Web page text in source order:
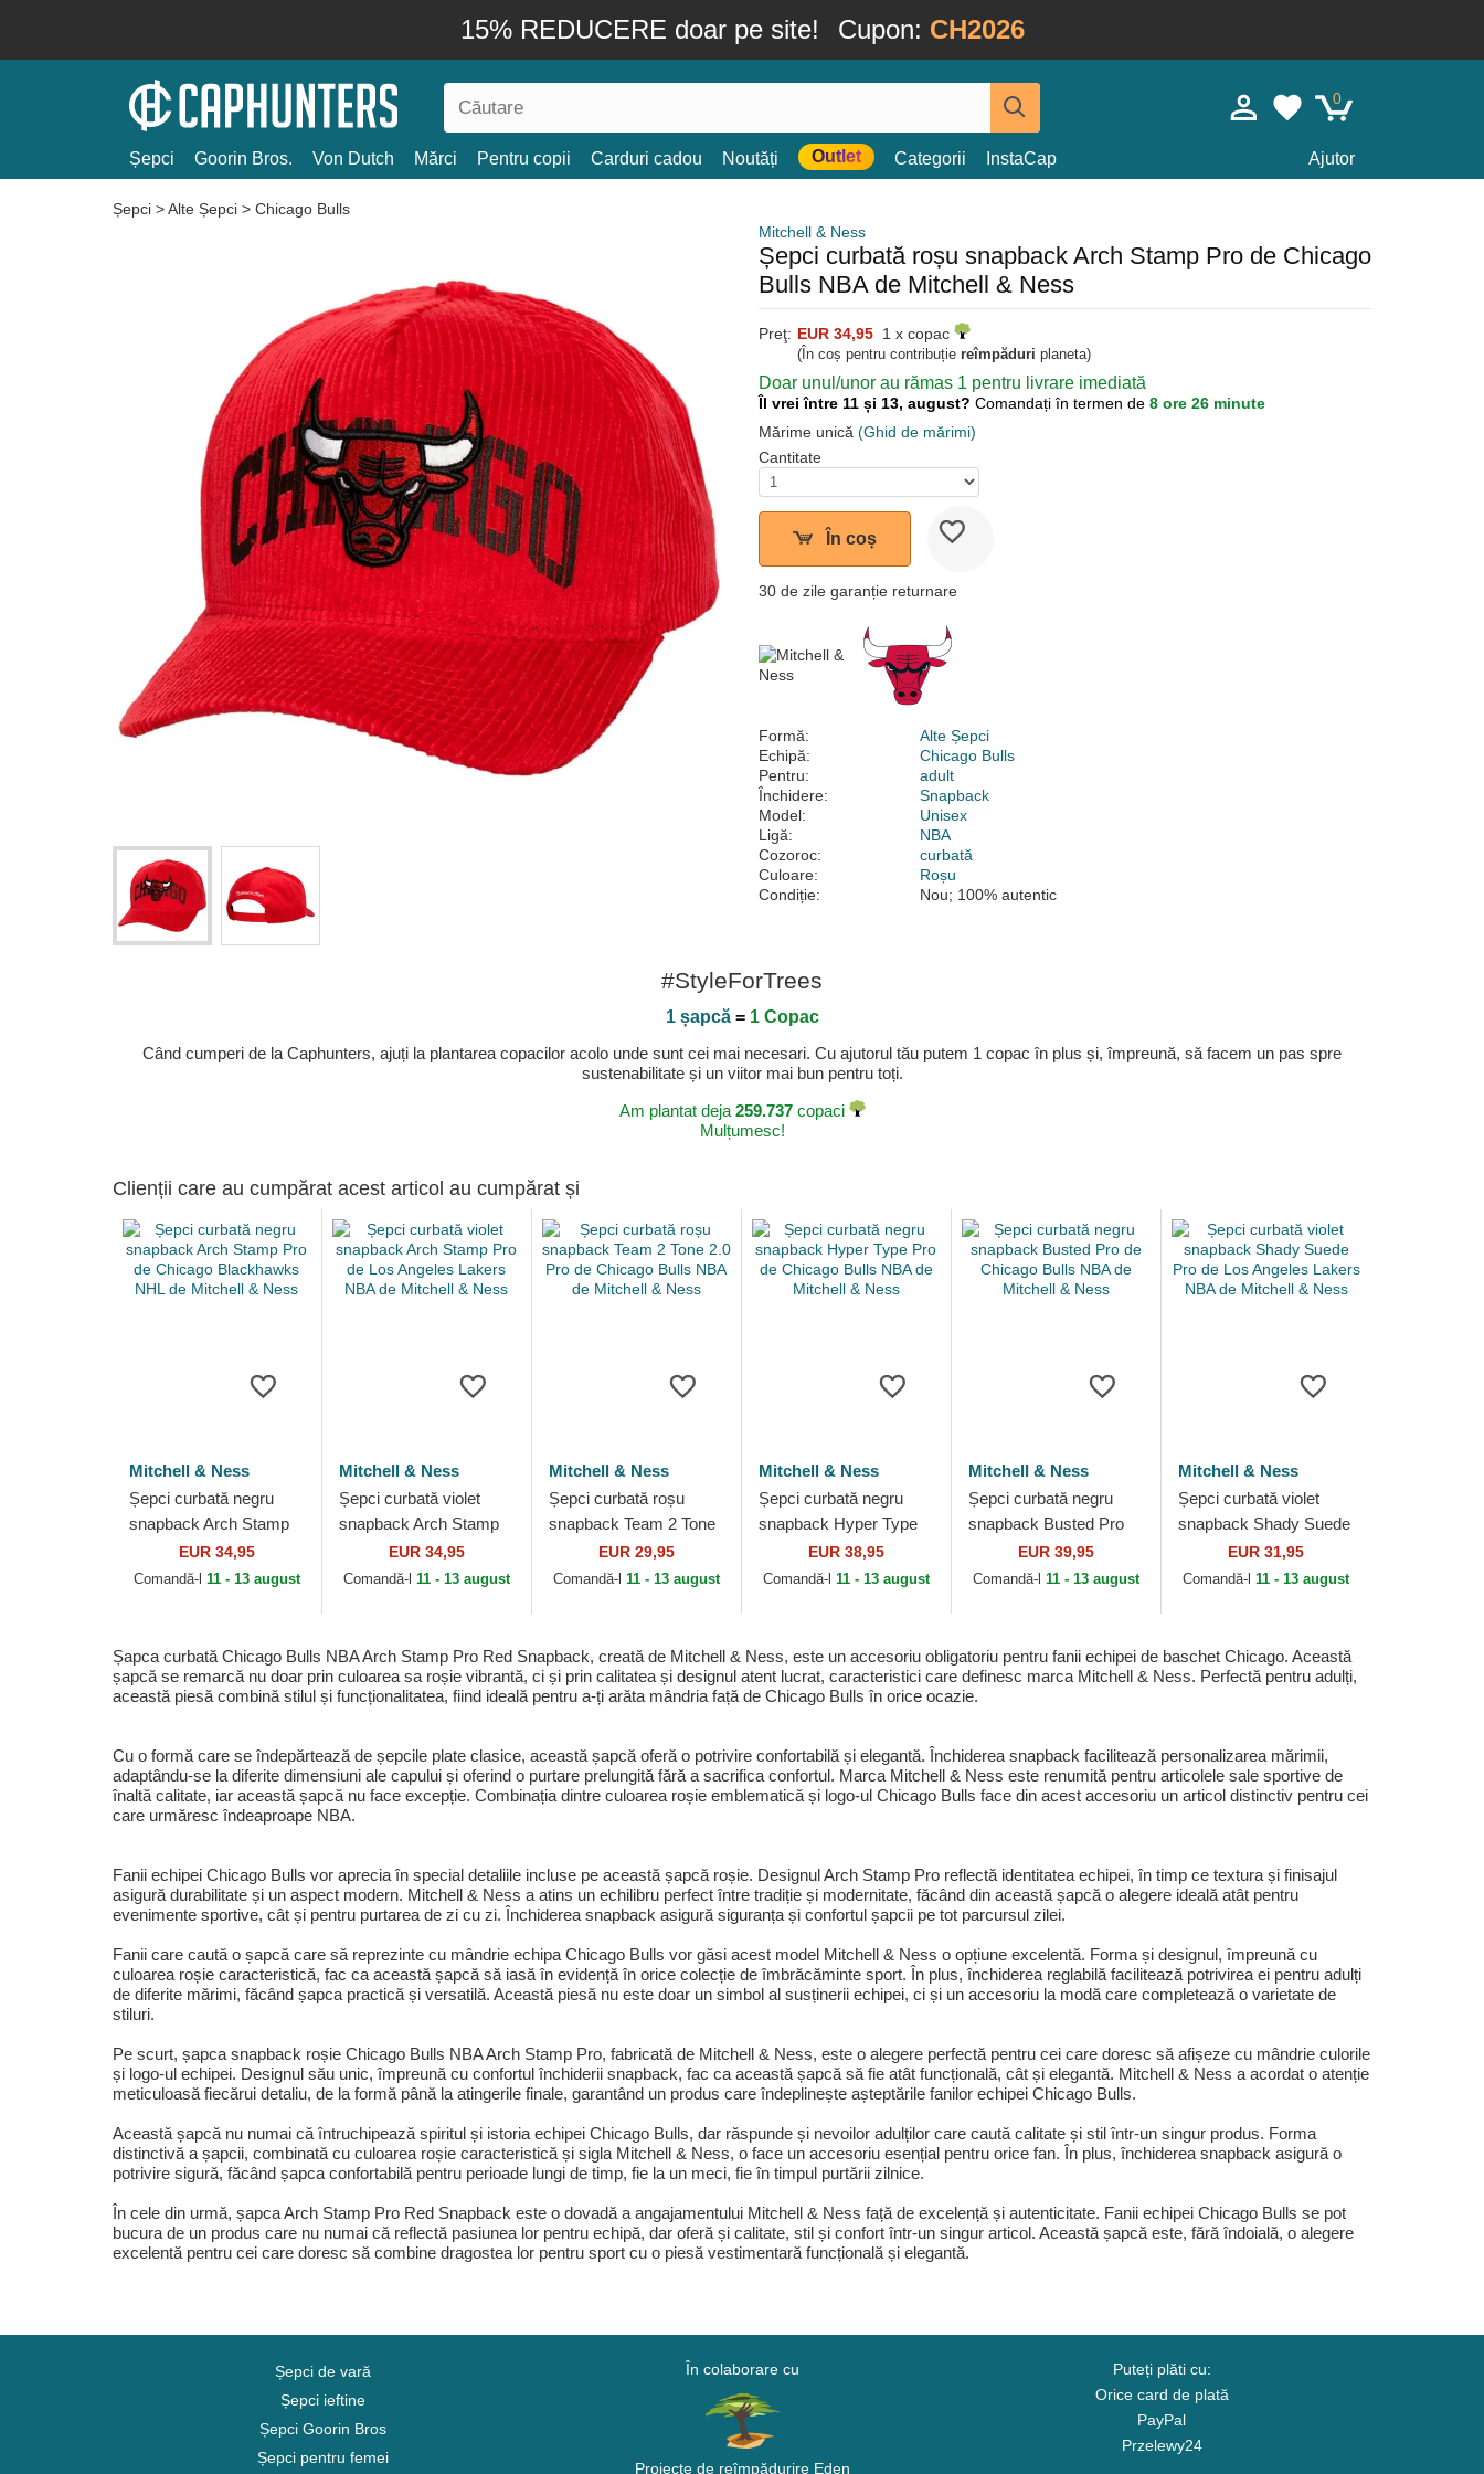
15% REDUCERE doar pe site! Cupon: CH2026
0
Șepci Goorin Bros. Von Dutch Mărci Pentru copii Carduri cadou Noutăți Outlet Categorii InstaCap Ajutor
Șepci >Alte Șepci > Chicago Bulls
Mitchell & Ness
Șepci curbată roșu snapback Arch Stamp Pro de Chicago
Bulls NBA de Mitchell & Ness
Preţ: EUR 34,95 1 x copac
(În coș pentru contribuție reîmpăduri planeta)
Doar unul/unor au rămas 1 pentru livrare imediată
Îl vrei între 11 și 13, august? Comandați în termen de 8 ore 26 minute
Mărime unică (Ghid de mărimi)
Cantitate
În coș
30 de zile garanție returnare
Formă:
Alte Șepci
Echipă:
Chicago Bulls
Pentru:
adult
Închidere:
Snapback
Model:
Unisex
Ligă:
NBA
Cozoroc:
curbată
Culoare:
Roșu
Condiție:
Nou; 100% autentic
#StyleForTrees
1 șapcă= 1 Copac
Când cumperi de la Caphunters, ajuți la plantarea copacilor acolo unde sunt cei mai necesari. Cu ajutorul tău putem 1 copac în plus și, împreună, să facem un pas spre
sustenabilitate și un viitor mai bun pentru toți.
Am plantat deja 259.737copaci
Mulțumesc!
Clienții care au cumpărat acest articol au cumpărat și
Mitchell & Ness
Șepci curbată negru
snapback Arch Stamp
Pro de Chicago
Blackhawks NHL de
EUR 34,95
Comandă-l 11 - 13 august
Mitchell & Ness
Șepci curbată violet
snapback Arch Stamp
Pro de Los Angeles
Lakers NBA de Mitchell
EUR 34,95
Comandă-l 11 - 13 august
Mitchell & Ness
Șepci curbată roșu
snapback Team 2 Tone
2.0 Pro de Chicago
Bulls NBA de Mitchell &
EUR 29,95
Comandă-l 11 - 13 august
Mitchell & Ness
Șepci curbată negru
snapback Hyper Type
Pro de Chicago Bulls
NBA de Mitchell & Ness
EUR 38,95
Comandă-l 11 - 13 august
Mitchell & Ness
Șepci curbată negru
snapback Busted Pro
de Chicago Bulls NBA
de Mitchell & Ness
EUR 39,95
Comandă-l 11 - 13 august
Mitchell & Ness
Șepci curbată violet
snapback Shady Suede
Pro de Los Angeles
Lakers NBA de Mitchell
EUR 31,95
Comandă-l11 - 13 august
Șapca curbată Chicago Bulls NBA Arch Stamp Pro Red Snapback, creată de Mitchell & Ness, este un accesoriu obligatoriu pentru fanii echipei de baschet Chicago. Această
șapcă se remarcă nu doar prin culoarea sa roșie vibrantă, ci și prin calitatea și designul atent lucrat, caracteristici care definesc marca Mitchell & Ness. Perfectă pentru adulți,
această piesă combină stilul și funcționalitatea, fiind ideală pentru a-ți arăta mândria față de Chicago Bulls în orice ocazie.
Cu o formă care se îndepărtează de șepcile plate clasice, această șapcă oferă o potrivire confortabilă și elegantă. Închiderea snapback facilitează personalizarea mărimii,
adaptându-se la diferite dimensiuni ale capului și oferind o purtare prelungită fără a sacrifica confortul. Marca Mitchell & Ness este renumită pentru articolele sale sportive de
înaltă calitate, iar această șapcă nu face excepție. Combinația dintre culoarea roșie emblematică și logo-ul Chicago Bulls face din acest accesoriu un articol distinctiv pentru cei
care urmăresc îndeaproape NBA.
Fanii echipei Chicago Bulls vor aprecia în special detaliile incluse pe această șapcă roșie. Designul Arch Stamp Pro reflectă identitatea echipei, în timp ce textura și finisajul
asigură durabilitate și un aspect modern. Mitchell & Ness a atins un echilibru perfect între tradiție și modernitate, făcând din această șapcă o alegere ideală atât pentru
evenimente sportive, cât și pentru purtarea de zi cu zi. Închiderea snapback asigură siguranța și confortul șapcii pe tot parcursul zilei.
Fanii care caută o șapcă care să reprezinte cu mândrie echipa Chicago Bulls vor găsi acest model Mitchell & Ness o opțiune excelentă. Forma și designul, împreună cu
culoarea roșie caracteristică, fac ca această șapcă să iasă în evidență în orice colecție de îmbrăcăminte sport. În plus, închiderea reglabilă facilitează potrivirea ei pentru adulți
de diferite mărimi, făcând șapca practică și versatilă. Această piesă nu este doar un simbol al susținerii echipei, ci și un accesoriu la modă care completează o varietate de
stiluri.
Pe scurt, șapca snapback roșie Chicago Bulls NBA Arch Stamp Pro, fabricată de Mitchell & Ness, este o alegere perfectă pentru cei care doresc să afișeze cu mândrie culorile
și logo-ul echipei. Designul său unic, împreună cu confortul închiderii snapback, fac ca această șapcă să fie atât funcțională, cât și elegantă. Mitchell & Ness a acordat o atenție
meticuloasă fiecărui detaliu, de la formă până la atingerile finale, garantând un produs care îndeplinește așteptările fanilor echipei Chicago Bulls.
Această șapcă nu numai că întruchipează spiritul și istoria echipei Chicago Bulls, dar răspunde și nevoilor adulților care caută calitate și stil într-un singur produs. Forma
distinctivă a șapcii, combinată cu culoarea roșie caracteristică și sigla Mitchell & Ness, o face un accesoriu esențial pentru orice fan. În plus, închiderea snapback asigură o
potrivire sigură, făcând șapca confortabilă pentru perioade lungi de timp, fie la un meci, fie în timpul purtării zilnice.
În cele din urmă, șapca Arch Stamp Pro Red Snapback este o dovadă a angajamentului Mitchell & Ness față de excelență și autenticitate. Fanii echipei Chicago Bulls se pot
bucura de un produs care nu numai că reflectă pasiunea lor pentru echipă, dar oferă și calitate, stil și confort într-un singur articol. Această șapcă este, fără îndoială, o alegere
excelentă pentru cei care doresc să combine dragostea lor pentru sport cu o piesă vestimentară funcțională și elegantă.
Șepci de vară
Șepci ieftine
Șepci Goorin Bros
Șepci pentru femei
În colaborare cu
Proiecte de reîmpădurire Eden
Puteți plăti cu:
Orice card de plată
PayPal
Przelewy24